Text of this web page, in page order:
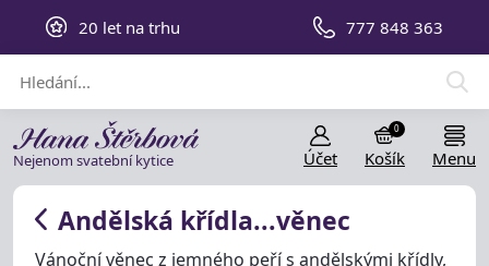
20 let na trhu 777 848 363
Nejenom svatební kytice Účet Košík
0
Menu
Andělská křídla...věnec
Vánoční věnec z jemného peří s andělskými křídly,